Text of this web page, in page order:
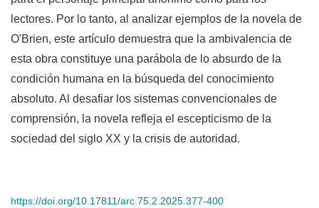
lectores. Por lo tanto, al analizar ejemplos de la novela de
O'Brien, este artículo demuestra que la ambivalencia de
esta obra constituye una parábola de lo absurdo de la
condición humana en la búsqueda del conocimiento
absoluto. Al desafiar los sistemas convencionales de
comprensión, la novela refleja el escepticismo de la
sociedad del siglo XX y la crisis de autoridad.
https://doi.org/10.17811/arc.75.2.2025.377-400